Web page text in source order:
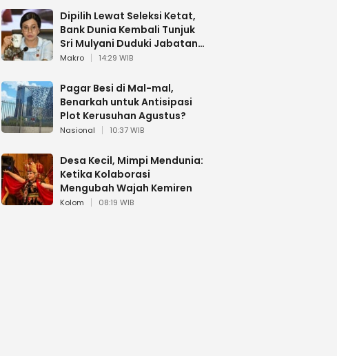
Dipilih Lewat Seleksi Ketat,
Bank Dunia Kembali Tunjuk
Sri Mulyani Duduki Jabatan
Strategis
Makro 14:29 WIB
Pagar Besi di Mal-mal,
Benarkah untuk Antisipasi
Plot Kerusuhan Agustus?
Nasional 10:37 WIB
Desa Kecil, Mimpi Mendunia:
Ketika Kolaborasi
Mengubah Wajah Kemiren
Kolom 08:19 WIB